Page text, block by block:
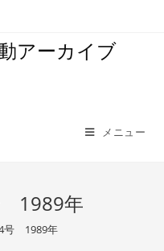
アーカイブ
メニュー
1989年
号 1989年